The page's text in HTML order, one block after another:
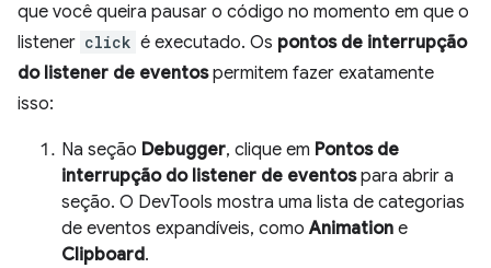
que você queira pausar o código no momento em que o
listener click é executado. Os pontos de interrupção
do listener de eventospermitem fazer exatamente
isso:
Na seção Debugger, clique em Pontos de
interrupção do listener de eventospara abrir a
seção. O DevTools mostra uma lista de categorias
de eventos expandíveis, comoAnimation e
Clipboard.